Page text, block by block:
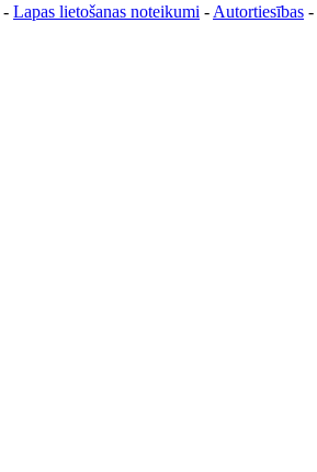
- Lapas lietošanas noteikumi - Autortiesības -